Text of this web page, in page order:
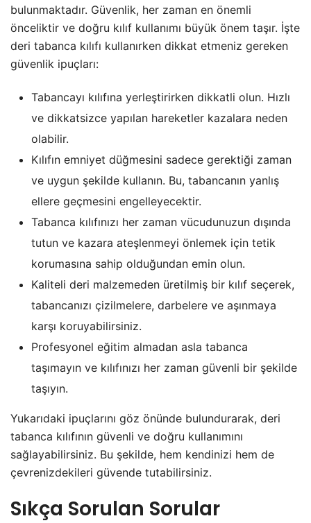
bulunmaktadır. Güvenlik, her zaman en önemli
önceliktir ve doğru kılıf kullanımı büyük önem taşır. İşte
deri tabanca kılıfı kullanırken dikkat etmeniz gereken
güvenlik ipuçları:
Tabancayı kılıfına yerleştirirken dikkatli olun. Hızlı
ve dikkatsizce yapılan hareketler kazalara neden
olabilir.
Kılıfın emniyet düğmesini sadece gerektiği zaman
ve uygun şekilde kullanın. Bu, tabancanın yanlış
ellere geçmesini engelleyecektir.
Tabanca kılıfınızı her zaman vücudunuzun dışında
tutun ve kazara ateşlenmeyi önlemek için tetik
korumasına sahip olduğundan emin olun.
Kaliteli deri malzemeden üretilmiş bir kılıf seçerek,
tabancanızı çizilmelere, darbelere ve aşınmaya
karşı koruyabilirsiniz.
Profesyonel eğitim almadan asla tabanca
taşımayın ve kılıfınızı her zaman güvenli bir şekilde
taşıyın.
Yukarıdaki ipuçlarını göz önünde bulundurarak, deri
tabanca kılıfının güvenli ve doğru kullanımını
sağlayabilirsiniz. Bu şekilde, hem kendinizi hem de
çevrenizdekileri güvende tutabilirsiniz.
Sıkça Sorulan Sorular